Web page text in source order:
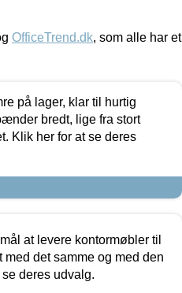
OfficeTrend.dk, som alle har et
på lager, klar til hurtig
bredt, lige fra stort
Klik her for at se deres
at levere kontormøbler til
det samme og med den
deres udvalg.